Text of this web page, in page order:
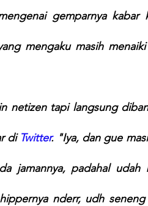
gemparnya
mengaku masih
netizen tapi langsung
di Twitter. "Iya, dan gue
jamannya, padahal udah
nderr, udh